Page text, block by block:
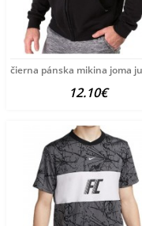
čierna pánska mikina joma
12.10€